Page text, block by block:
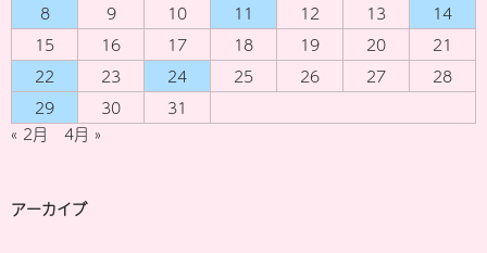
8
9 10 11 12 13
14
15
16 17 18 19 20
21
22
23 24 25 26 27
28
29
30
31
« 2月
4月 »
アーカイブ